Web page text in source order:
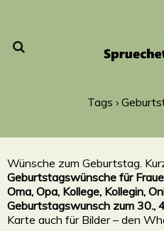
Tags ›
Wünsche zum Geburtstag.
Geburtstagswünsche für
Oma, Opa, Kollege, Kollegin,
Geburtstagswunsch zum 30.,
Karte auch für Bilder – den